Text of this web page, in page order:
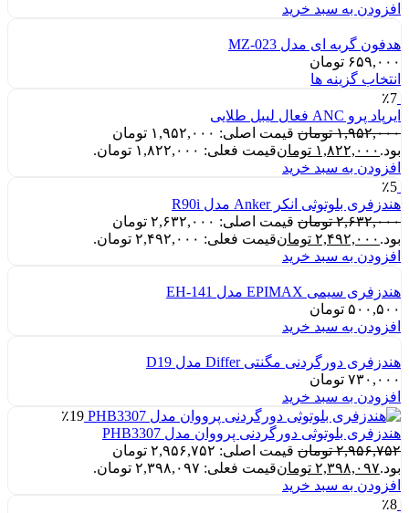
افزودن به سبد خرید
هدفون گربه ای مدل MZ-023
۶۵۹,۰۰۰ تومان
انتخاب گزینه ها
٪7
ایرپاد پرو ANC فعال لیبل طلایی
۱,۹۵۲,۰۰۰ تومان
قیمت اصلی: ۱,۹۵۲,۰۰۰ تومان
بود. ۱,۸۲۲,۰۰۰ تومانقیمت فعلی: ۱,۸۲۲,۰۰۰ تومان.
افزودن به سبد خرید
٪5
هندزفری بلوتوثی انکر Anker مدل R90i
۲,۶۳۲,۰۰۰ تومان
قیمت اصلی: ۲,۶۳۲,۰۰۰ تومان
بود. ۲,۴۹۲,۰۰۰ تومانقیمت فعلی: ۲,۴۹۲,۰۰۰ تومان.
افزودن به سبد خرید
هندزفری سیمی EPIMAX مدل EH-141
۵۰۰,۵۰۰ تومان
افزودن به سبد خرید
هندزفری دورگردنی مگنتی Differ مدل D19
۷۳۰,۰۰۰ تومان
افزودن به سبد خرید
٪19
هندزفری بلوتوثی دورگردنی پرووان مدل PHB3307
۲,۹۵۶,۷۵۲ تومان
قیمت اصلی: ۲,۹۵۶,۷۵۲ تومان
بود.۲,۳۹۸,۰۹۷ تومانقیمت فعلی: ۲,۳۹۸,۰۹۷ تومان.
افزودن به سبد خرید
٪8